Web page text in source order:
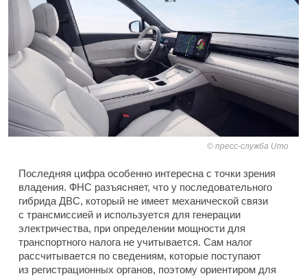
пресс-служба Umo
Последняя цифра особенно интересна с точки зрения
владения. ФНС разъясняет, что у последовательного
гибрида ДВС, который не имеет механической связи
с трансмиссией и используется для генерации
электричества, при определении мощности для
транспортного налога не учитывается. Сам налог
рассчитывается по сведениям, которые поступают
из регистрационных органов, поэтому ориентиром для